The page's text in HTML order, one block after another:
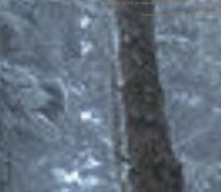
This page is not produced or endorsed by any of these
Powered by
Powered by TDRO mod by Brunhilda